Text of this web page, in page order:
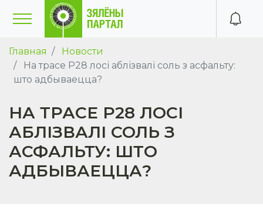
Главная
Новости
На трасе P28 лосі аблізвалі соль з асфальту:
што адбываецца?
НА ТРАСЕ P28 ЛОСІ
АБЛІЗВАЛІ СОЛЬ З
АСФАЛЬТУ: ШТО
АДБЫВАЕЦЦА?